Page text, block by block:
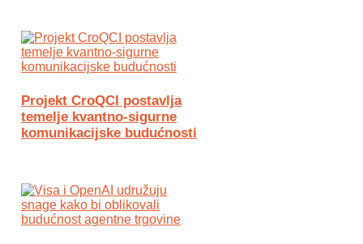
Projekt CroQCI postavlja
temelje kvantno-sigurne
komunikacijske budućnosti